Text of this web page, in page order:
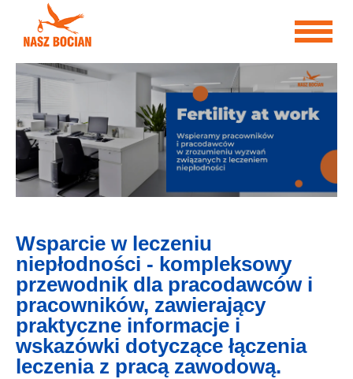
Wsparcie w leczeniu
niepłodności - kompleksowy
przewodnik dla pracodawców i
pracowników, zawierający
praktyczne informacje i
wskazówki dotyczące łączenia
leczenia z pracą zawodową.